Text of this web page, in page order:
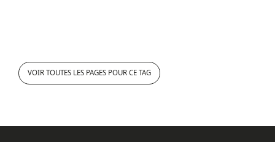
VOIR TOUTES LES PAGES POUR CE TAG